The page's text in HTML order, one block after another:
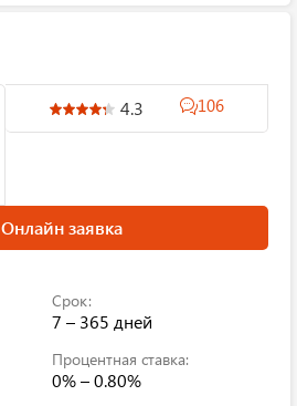
4.3 106
Онлайн заявка
Срок:
7 – 365 дней
Процентная ставка:
0% – 0.80%